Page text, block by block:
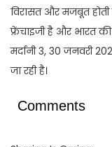
विरासत और मजबूत होती
फ्रेंचाइजी है और भारत
मर्दानी 3, 30 जनवरी
जा रही है।
Comments